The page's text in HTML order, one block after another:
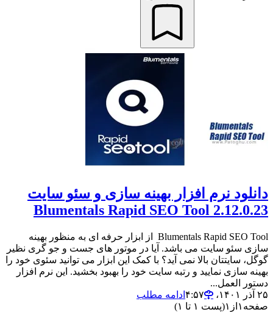
دانلود نرم افزار بهینه سازی و سئو سایت
Blumentals Rapid SEO Tool 2.12.0.23
Blumentals Rapid SEO Tool از ابزار حرفه ای به منظور بهینه
سازی سئو سایت می باشد. آیا در موتور های جست و جو گری نظیر
گوگل، سایتتان بالا نمی آید؟ با کمک این ابزار می توانید سئوی خود را
بهینه سازی نمایید و رتبه سایت خود را بهبود بخشید. این نرم افزار
دستور العمل...
۲۵ آذر ۱۴۰۱،‏ ۴:۵۷
ادامه مطلب
صفحه ۱ از ۱(پست ۱ تا ۱)